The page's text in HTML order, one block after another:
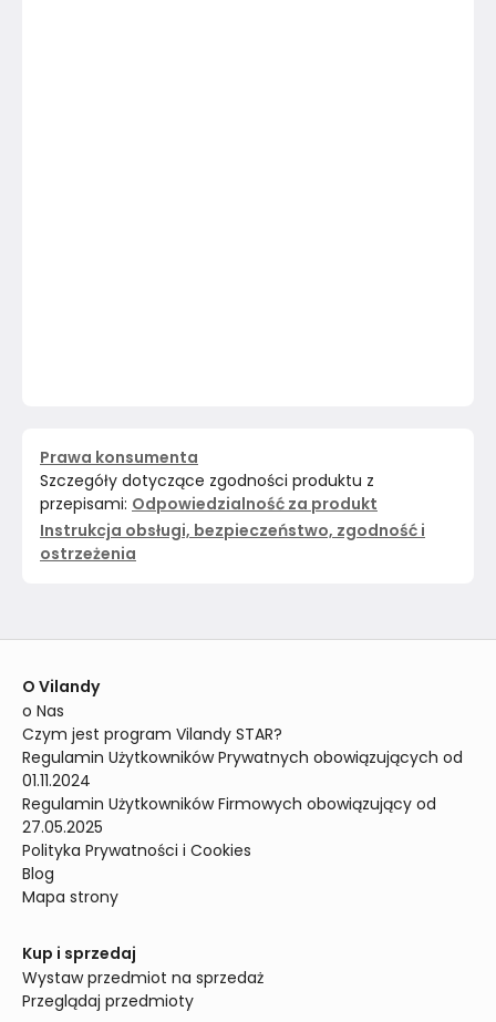
Prawa konsumenta
Szczegóły dotyczące zgodności produktu z
przepisami: Odpowiedzialność za produkt
Instrukcja obsługi, bezpieczeństwo, zgodność i
ostrzeżenia
O Vilandy
o Nas
Czym jest program Vilandy STAR?
Regulamin Użytkowników Prywatnych obowiązujących od
01.11.2024
Regulamin Użytkowników Firmowych obowiązujący od
27.05.2025
Polityka Prywatności i Cookies
Blog
Mapa strony
Kup i sprzedaj
Wystaw przedmiot na sprzedaż
Przeglądaj przedmioty